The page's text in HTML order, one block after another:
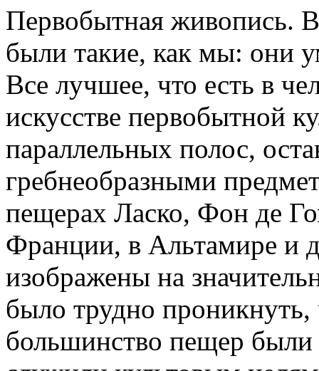
Первобытная живопись.
были такие, как мы: они
Все лучшее, что есть в
искусстве первобытной
параллельных полос,
гребнеобразными
пещерах Ласко, Фон де
Франции, в Альтамире и
изображены на
было трудно проникнуть,
большинство пещер